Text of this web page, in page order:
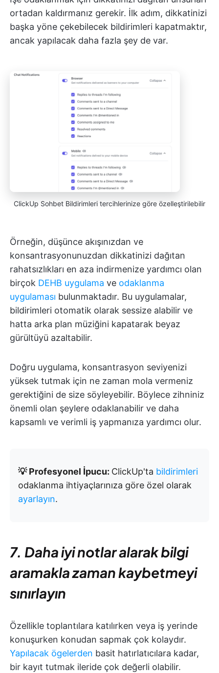
ortadan kaldırmanız gerekir. İlk adım, dikkatinizi
başka yöne çekebilecek bildirimleri kapatmaktır,
ancak yapılacak daha fazla şey de var.
ClickUp Sohbet Bildirimleri tercihlerinize göre özelleştirilebilir
Örneğin, düşünce akışınızdan ve
konsantrasyonunuzdan dikkatinizi dağıtan
rahatsızlıkları en aza indirmenize yardımcı olan
birçok DEHB uygulama ve odaklanma
uygulaması bulunmaktadır. Bu uygulamalar,
bildirimleri otomatik olarak sessize alabilir ve
hatta arka plan müziğini kapatarak beyaz
gürültüyü azaltabilir.
Doğru uygulama, konsantrasyon seviyenizi
yüksek tutmak için ne zaman mola vermeniz
gerektiğini de size söyleyebilir. Böylece zihniniz
önemli olan şeylere odaklanabilir ve daha
kapsamlı ve verimli iş yapmanıza yardımcı olur.
💡 Profesyonel İpucu: ClickUp'ta bildirimleri
odaklanma ihtiyaçlarınıza göre özel olarak
ayarlayın.
7. Daha iyi notlar alarak bilgi
aramakla zaman kaybetmeyi
sınırlayın
Özellikle toplantılara katılırken veya iş yerinde
konuşurken konudan sapmak çok kolaydır.
Yapılacak ögelerden basit hatırlatıcılara kadar,
bir kayıt tutmak ileride çok değerli olabilir.